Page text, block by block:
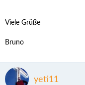
Viele Grüße
Bruno
yeti11